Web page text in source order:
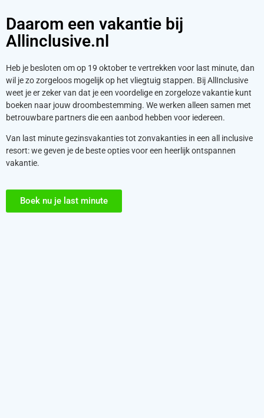
Daarom een vakantie bij
Allinclusive.nl
Heb je besloten om op 19 oktober te vertrekken voor last minute, dan
wil je zo zorgeloos mogelijk op het vliegtuig stappen. Bij AllInclusive
weet je er zeker van dat je een voordelige en zorgeloze vakantie kunt
boeken naar jouw droombestemming. We werken alleen samen met
betrouwbare partners die een aanbod hebben voor iedereen.
Van last minute gezinsvakanties tot zonvakanties in een all inclusive
resort: we geven je de beste opties voor een heerlijk ontspannen
vakantie.
Boek nu je last minute